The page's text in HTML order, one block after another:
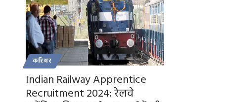
करिअर
Indian Railway Apprentice
Recruitment 2024: रेलवे